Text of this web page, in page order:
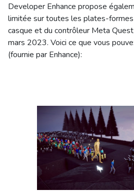
Developer Enhance propose
limitée sur toutes les plates-formes
casque et du contrôleur Meta
mars 2023. Voici ce que vous
(fournie par Enhance):